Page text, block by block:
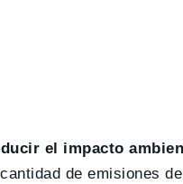
el impacto
de emisiones